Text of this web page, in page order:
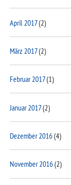
April 2017(2)
März 2017(2)
Februar 2017(1)
Januar 2017(2)
Dezember 2016(4)
November 2016(2)